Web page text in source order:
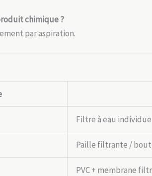
chimique ?
par aspiration.
Filtre à eau
Paille filtrante /
PVC + membrane